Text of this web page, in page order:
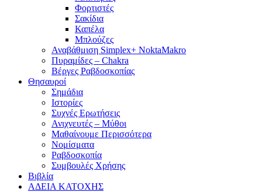
Φορτιστές
Σακίδια
Καπέλα
Μπλούζες
Αναβάθμιση Simplex+ NoktaMakro
Πυραμίδες – Chakra
Βέργες Ραβδοσκοπίας
Θησαυροί
Σημάδια
Ιστορίες
Συχνές Ερωτήσεις
Ανιχνευτές – Μύθοι
Μαθαίνουμε Περισσότερα
Νομίσματα
Ραβδοσκοπία
Συμβουλές Χρήσης
Βιβλία
ΑΔΕΙΑ ΚΑΤΟΧΗΣ